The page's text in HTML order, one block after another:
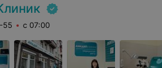
55 с 07:00